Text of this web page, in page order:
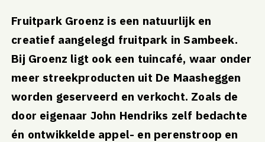
Fruitpark Groenz is een natuurlijk en
creatief aangelegd fruitpark in Sambeek.
Bij Groenz ligt ook een tuincafé, waar onder
meer streekproducten uit De Maasheggen
worden geserveerd en verkocht. Zoals de
door eigenaar John Hendriks zelf bedachte
én ontwikkelde appel- en perenstroop en